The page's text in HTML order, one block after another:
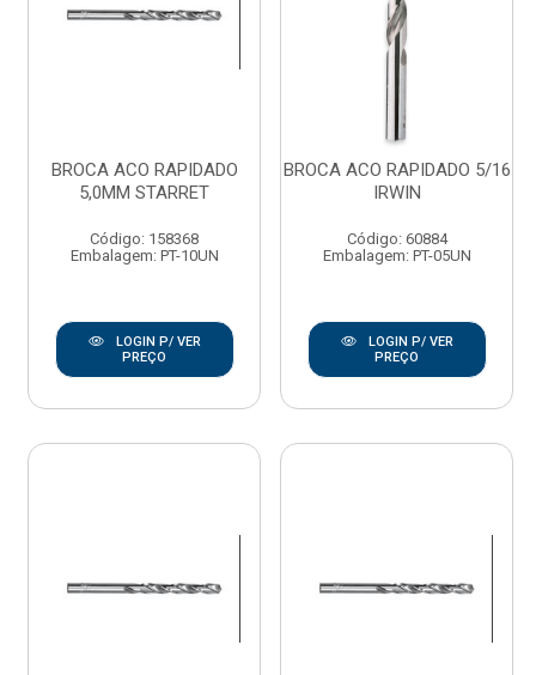
BROCA ACO RAPIDADO
5,0MM STARRET
Código: 158368
Embalagem: PT-10UN
LOGIN P/ VER
PREÇO
BROCA ACO RAPIDADO 5/16
IRWIN
Código: 60884
Embalagem: PT-05UN
LOGIN P/ VER
PREÇO